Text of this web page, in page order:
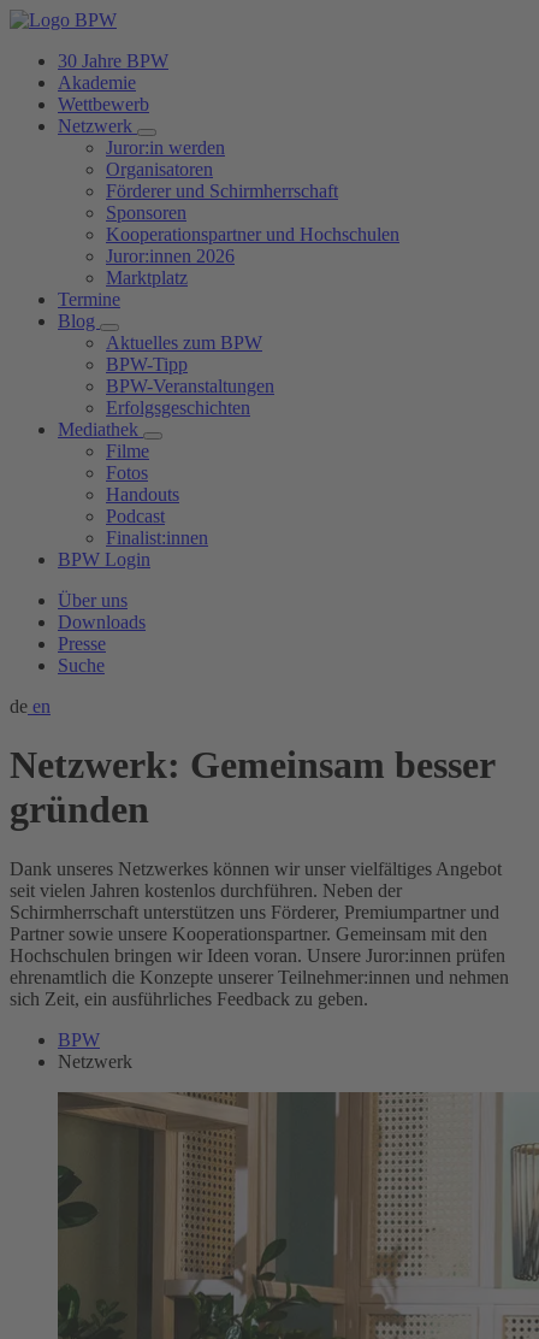
30 Jahre BPW
Akademie
Wettbewerb
Netzwerk
Juror:in werden
Organisatoren
Förderer und Schirmherrschaft
Sponsoren
Kooperationspartner und Hochschulen
Juror:innen 2026
Marktplatz
Termine
Blog
Aktuelles zum BPW
BPW-Tipp
BPW-Veranstaltungen
Erfolgsgeschichten
Mediathek
Filme
Fotos
Handouts
Podcast
Finalist:innen
BPW Login
Über uns
Downloads
Presse
Suche
de en
Netzwerk: Gemeinsam besser
gründen
Dank unseres Netzwerkes können wir unser vielfältiges Angebot
seit vielen Jahren kostenlos durchführen. Neben der
Schirmherrschaft unterstützen uns Förderer, Premiumpartner und
Partner sowie unsere Kooperationspartner. Gemeinsam mit den
Hochschulen bringen wir Ideen voran. Unsere Juror:innen prüfen
ehrenamtlich die Konzepte unserer Teilnehmer:innen und nehmen
sich Zeit, ein ausführliches Feedback zu geben.
BPW
Netzwerk